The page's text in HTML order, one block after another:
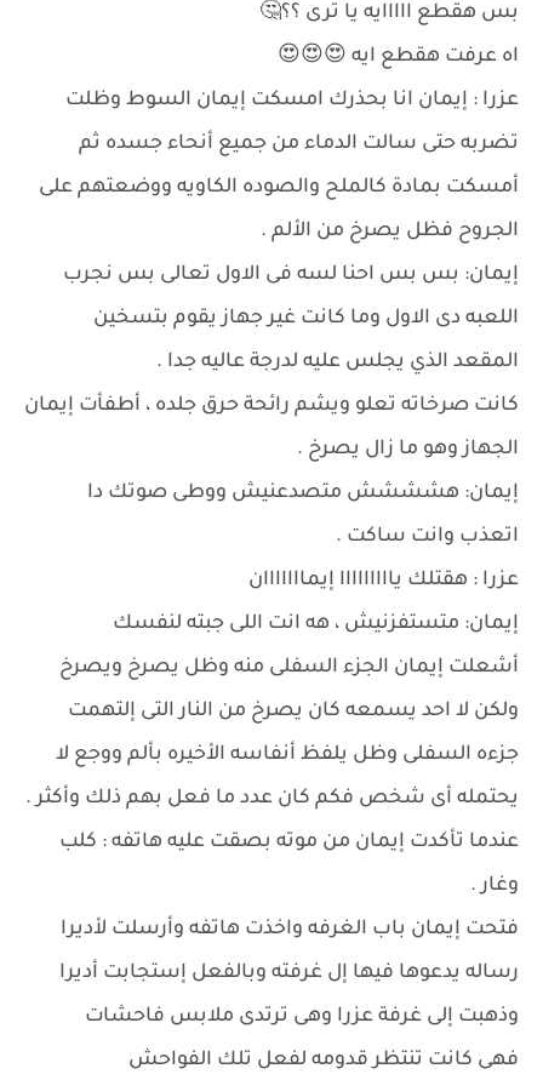
بس هقطع ااااايه يا ترى ؟؟🤔
اه عرفت هقطع ايه 😍😍😍
عزرا : إيمان انا بحذرك امسكت إيمان السوط وظلت
تضربه حتى سالت الدماء من جميع أنحاء جسده ثم
أمسكت بمادة كالملح والصوده الكاويه ووضعتهم على
الجروح فظل يصرخ من الألم .
إيمان: بس بس احنا لسه فى الاول تعالى بس نجرب
اللعبه دى الاول وما كانت غير جهاز يقوم بتسخين
المقعد الذي يجلس عليه لدرجة عاليه جدا .
كانت صرخاته تعلو ويشم رائحة حرق جلده ، أطفأت إيمان
الجهاز وهو ما زال يصرخ .
إيمان: هشششش متصدعنيش ووطى صوتك دا
اتعذب وانت ساكت .
عزرا : هقتلك يااااااااا إيمااااااان
إيمان: متستفزنيش ، هه انت اللى جبته لنفسك
أشعلت إيمان الجزء السفلى منه وظل يصرخ ويصرخ
ولكن لا احد يسمعه كان يصرخ من النار التى إلتهمت
جزءه السفلى وظل يلفظ أنفاسه الأخيره بألم ووجع لا
يحتمله أى شخص فكم كان عدد ما فعل بهم ذلك وأكثر .
عندما تأكدت إيمان من موته بصقت عليه هاتفه : كلب
وغار .
فتحت إيمان باب الغرفه واخذت هاتفه وأرسلت لأديرا
رساله يدعوها فيها إل غرفته وبالفعل إستجابت أديرا
وذهبت إلى غرفة عزرا وهى ترتدى ملابس فاحشات
فهى كانت تنتظر قدومه لفعل تلك الفواحش